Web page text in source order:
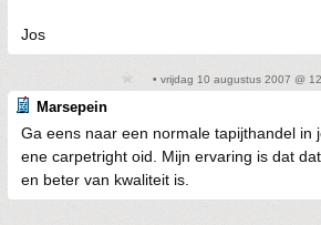
Jos
• vrijdag 10 augustus 2007 @
Marsepein
Ga eens naar een normale tapijthandel in
ene carpetright oid. Mijn ervaring is dat
en beter van kwaliteit is.